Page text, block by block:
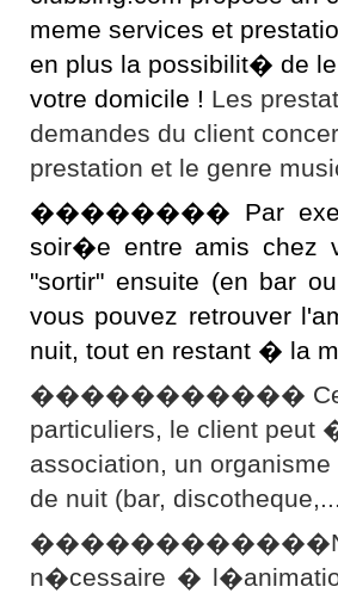
meme services et
en plus la possibilit� de
votre domicile ! Les
demandes du client
prestation et le genre
�������� Par
soir�e entre amis chez
"sortir" ensuite (en bar
vous pouvez retrouver
nuit, tout en restant � la
����������� Ce
particuliers, le client peut
association, un
de nuit (bar,
n�cessaire �